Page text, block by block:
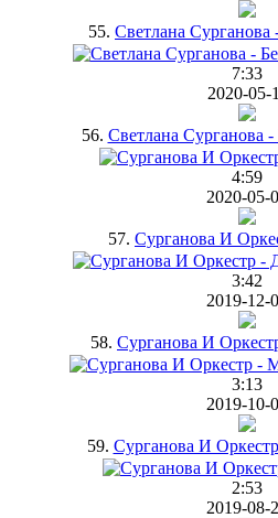
55. Светлана
7:33
2020-05-
56. Светлана Сурганова
4:59
2020-05-
57. Сурганова И
3:42
2019-12-
58. Сурганова И
3:13
2019-10-
59. Сурганова И
2:53
2019-08-